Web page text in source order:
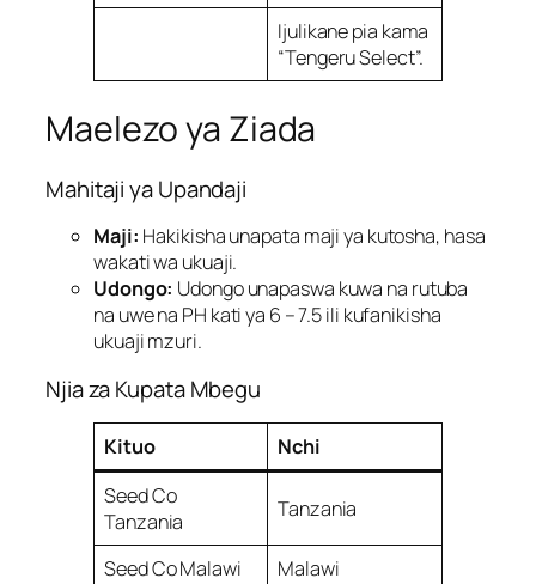
Ijulikane pia kama
“Tengeru Select”.
Maelezo ya Ziada
Mahitaji ya Upandaji
Maji: Hakikisha unapata maji ya kutosha, hasa
wakati wa ukuaji.
Udongo: Udongo unapaswa kuwa na rutuba
na uwe na PH kati ya 6 – 7.5 ili kufanikisha
ukuaji mzuri.
Njia za Kupata Mbegu
Kituo
Nchi
Seed Co
Tanzania
Tanzania
Seed Co Malawi
Malawi